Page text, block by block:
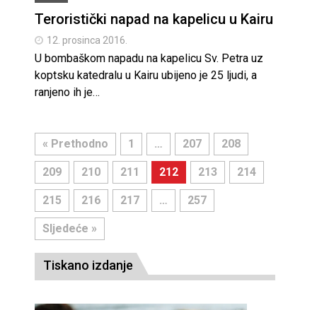
Teroristički napad na kapelicu u Kairu
12. prosinca 2016.
U bombaškom napadu na kapelicu Sv. Petra uz
koptsku katedralu u Kairu ubijeno je 25 ljudi, a
ranjeno ih je…
« Prethodno 1 … 207 208
209 210 211 212 213 214
215 216 217 … 257
Sljedeće »
Tiskano izdanje